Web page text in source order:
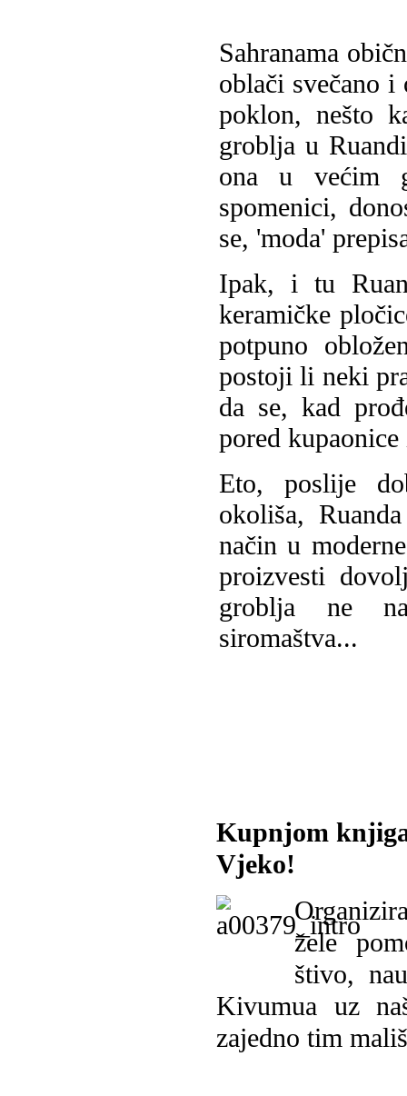
Sahranama
oblači svečano
poklon, nešto
groblja u
ona u većim
spomenici,
se, 'moda'
Ipak, i tu
keramičke
potpuno
postoji li neki
da se, kad
pored
Eto, poslije
okoliša,
način u
proizvesti
groblja ne
siromaštva...
Kupnjom
Vjeko!
žele
štivo,
Kivumua uz
zajedno tim